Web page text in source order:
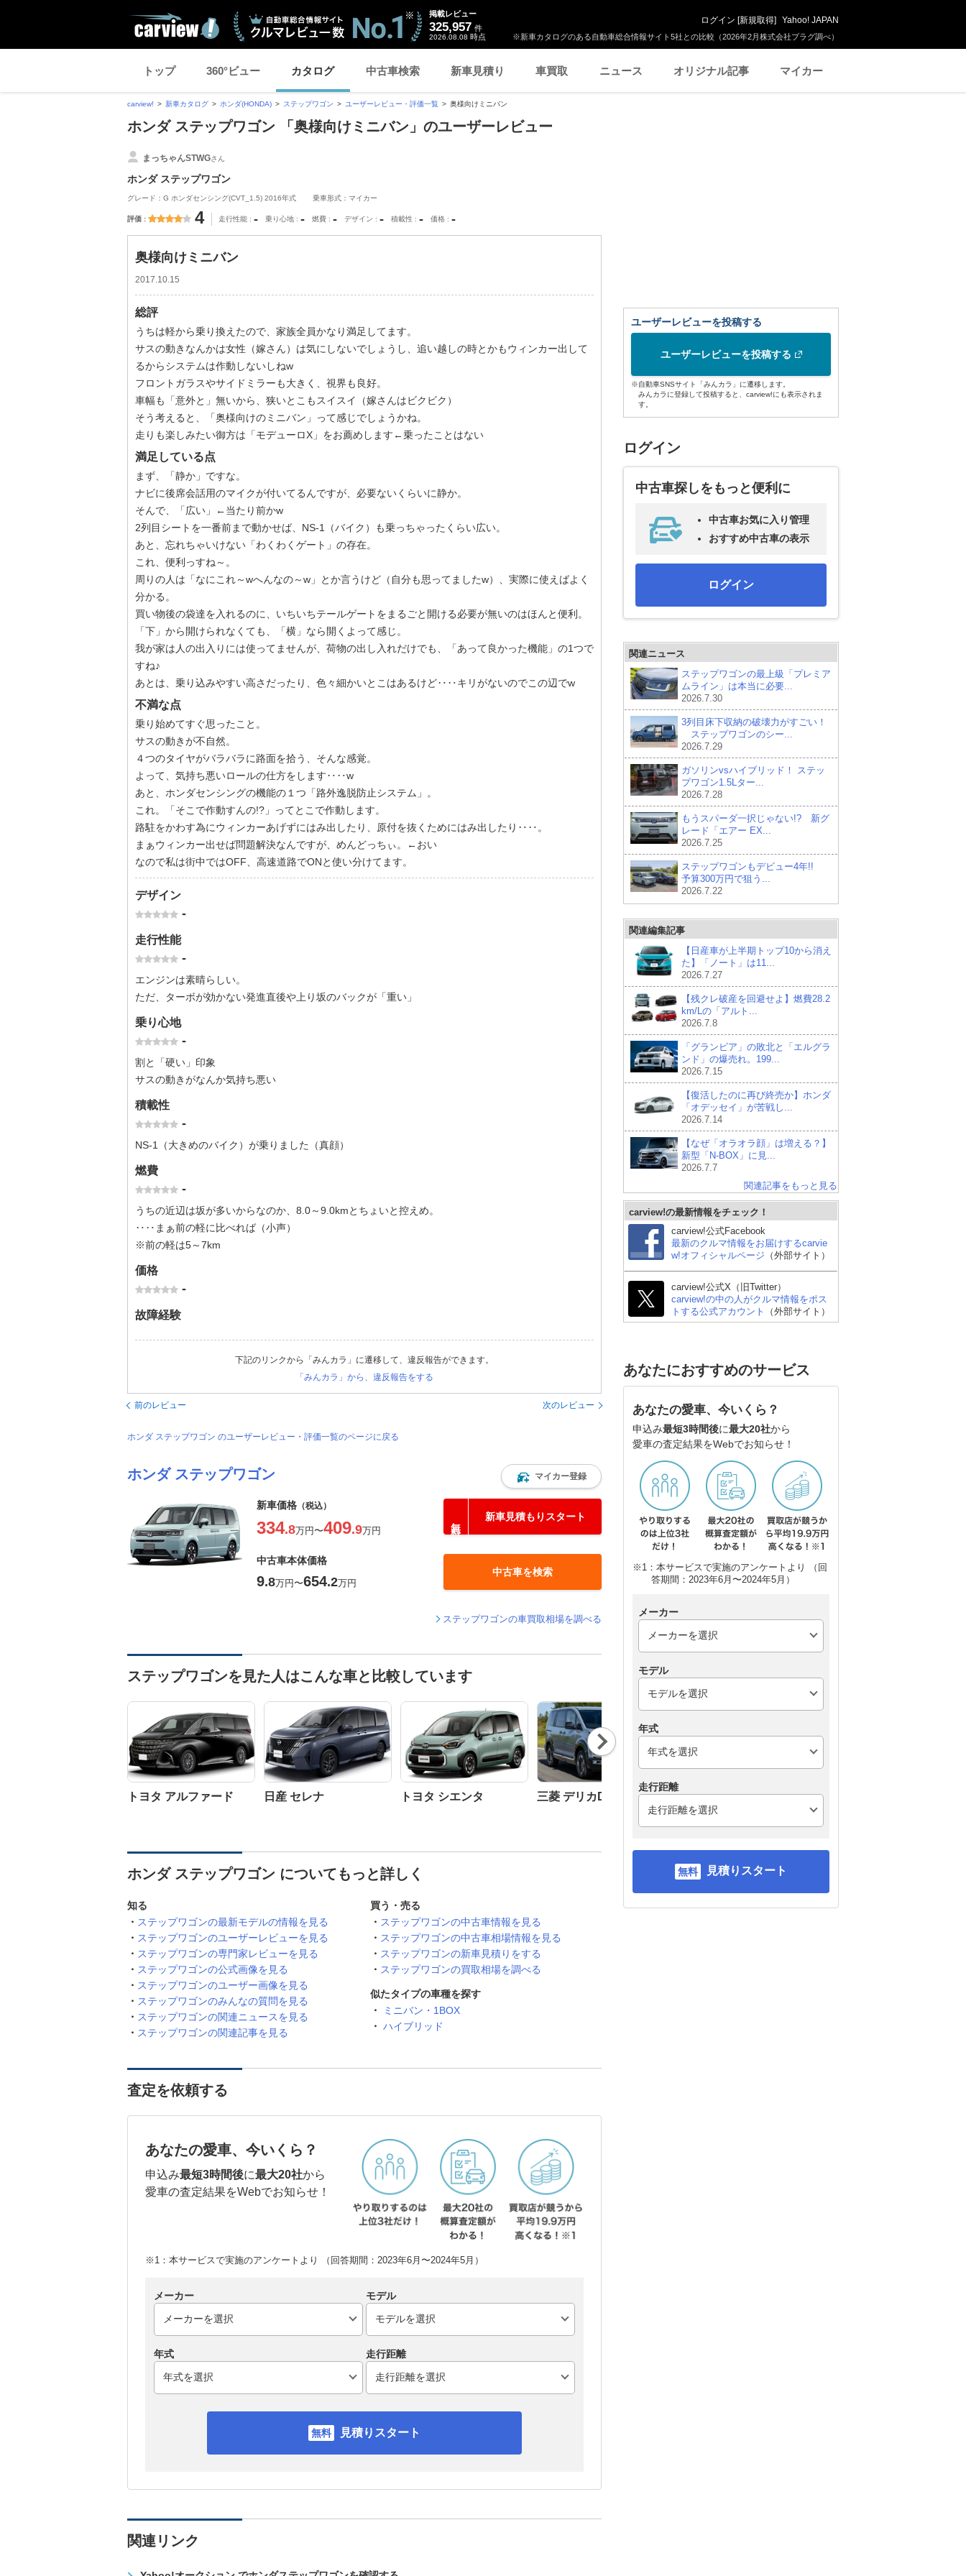
※新車カタログのある自動車総合情報サイト5社との比較（2026年2月株式会社プラグ調べ）
掲載レビュー
325,957 件
2026.08.08 時点
ログイン [新規取得] Yahoo! JAPAN
トップ 360°ビュー カタログ 中古車検索 新車見積り 車買取 ニュース オリジナル記事 マイカー
carview! 新車カタログ ホンダ(HONDA) ステップワゴン ユーザーレビュー・評価一覧 奥様向けミニバン
ホンダ ステップワゴン 「奥様向けミニバン」のユーザーレビュー
まっちゃんSTWGさん
ホンダ ステップワゴン
グレード：G ホンダセンシング(CVT_1.5) 2016年式 乗車形式：マイカー
評価 4 走行性能 - 乗り心地 - 燃費 - デザイン - 積載性 - 価格 -
奥様向けミニバン
2017.10.15
総評
うちは軽から乗り換えたので、家族全員かなり満足してます。
サスの動きなんかは女性（嫁さん）は気にしないでしょうし、追い越しの時とかもウィンカー出して
るからシステムは作動しないしねw
フロントガラスやサイドミラーも大きく、視界も良好。
車幅も「意外と」無いから、狭いとこもスイスイ（嫁さんはビクビク）
そう考えると、「奥様向けのミニバン」って感じでしょうかね。
走りも楽しみたい御方は「モデューロX」をお薦めします←乗ったことはない
満足している点
まず、「静か」ですな。
ナビに後席会話用のマイクが付いてるんですが、必要ないくらいに静か。
そんで、「広い」←当たり前かw
2列目シートを一番前まで動かせば、NS-1（バイク）も乗っちゃったくらい広い。
あと、忘れちゃいけない「わくわくゲート」の存在。
これ、便利っすね～。
周りの人は「なにこれ～wへんなの～w」とか言うけど（自分も思ってましたw）、実際に使えばよく
分かる。
買い物後の袋達を入れるのに、いちいちテールゲートをまるごと開ける必要が無いのはほんと便利。
「下」から開けられなくても、「横」なら開くよって感じ。
我が家は人の出入りには使ってませんが、荷物の出し入れだけでも、「あって良かった機能」の1つで
すね♪
あとは、乗り込みやすい高さだったり、色々細かいとこはあるけど‥‥キリがないのでこの辺でw
不満な点
乗り始めてすぐ思ったこと。
サスの動きが不自然。
４つのタイヤがバラバラに路面を拾う、そんな感覚。
よって、気持ち悪いロールの仕方をします‥‥w
あと、ホンダセンシングの機能の１つ「路外逸脱防止システム」。
これ。「そこで作動すんの!?」ってとこで作動します。
路駐をかわす為にウィンカーあげずにはみ出したり、原付を抜くためにはみ出したり‥‥。
まぁウィンカー出せば問題解決なんですが、めんどっちぃ。←おい
なので私は街中ではOFF、高速道路でONと使い分けてます。
デザイン
-
走行性能
-
エンジンは素晴らしい。
ただ、ターボが効かない発進直後や上り坂のバックが「重い」
乗り心地
-
割と「硬い」印象
サスの動きがなんか気持ち悪い
積載性
-
NS-1（大きめのバイク）が乗りました（真顔）
燃費
-
うちの近辺は坂が多いからなのか、8.0～9.0kmとちょいと控えめ。
‥‥まぁ前の軽に比べれば（小声）
※前の軽は5～7km
価格
-
故障経験
下記のリンクから「みんカラ」に遷移して、違反報告ができます。
「みんカラ」から、違反報告をする
前のレビュー 次のレビュー
ホンダ ステップワゴン のユーザーレビュー・評価一覧のページに戻る
ホンダ ステップワゴン マイカー登録
新車価格 （税込）
334.8万円〜409.9万円
新車見積もりスタート
中古車本体価格
9.8万円〜654.2万円
中古車を検索
ステップワゴンの車買取相場を調べる
ステップワゴンを見た人はこんな車と比較しています
トヨタ アルファード 日産 セレナ トヨタ シエンタ 三菱 デリカD:5 日産 エルグランド スズキ エブリイワゴン
Nex
t
ホンダ ステップワゴン についてもっと詳しく
知る
ステップワゴンの最新モデルの情報を見る
ステップワゴンのユーザーレビューを見る
ステップワゴンの専門家レビューを見る
ステップワゴンの公式画像を見る
ステップワゴンのユーザー画像を見る
ステップワゴンのみんなの質問を見る
ステップワゴンの関連ニュースを見る
ステップワゴンの関連記事を見る
買う・売る
ステップワゴンの中古車情報を見る
ステップワゴンの中古車相場情報を見る
ステップワゴンの新車見積りをする
ステップワゴンの買取相場を調べる
似たタイプの車種を探す
ミニバン・1BOX
ハイブリッド
査定を依頼する
あなたの愛車、今いくら？
申込み最短3時間後に最大20社から
愛車の査定結果をWebでお知らせ！
※1：本サービスで実施のアンケートより （回答期間：2023年6月〜2024年5月）
メーカー モデル
年式 走行距離
見積りスタート
関連リンク
ユーザーレビューを投稿する
ユーザーレビューを投稿する
※自動車SNSサイト「みんカラ」に遷移します。
みんカラに登録して投稿すると、carview!にも表示されま
す。
ログイン
中古車探しをもっと便利に
中古車お気に入り管理
おすすめ中古車の表示
ログイン
関連ニュース
ステップワゴンの最上級「プレミア
ムライン」は本当に必要...
2026.7.30
3列目床下収納の破壊力がすごい！
ステップワゴンのシー...
2026.7.29
ガソリンvsハイブリッド！ ステッ
プワゴン1.5Lター...
2026.7.28
もうスパーダ一択じゃない!? 新グ
レード「エアー EX...
2026.7.25
ステップワゴンもデビュー4年!!
予算300万円で狙う...
2026.7.22
関連編集記事
【日産車が上半期トップ10から消え
た】「ノート」は11...
2026.7.27
【残クレ破産を回避せよ】燃費28.2
km/Lの「アルト...
2026.7.8
「グランビア」の敗北と「エルグラ
ンド」の爆売れ。199...
2026.7.15
【復活したのに再び終売か】ホンダ
「オデッセイ」が苦戦し...
2026.7.14
【なぜ「オラオラ顔」は増える？】
新型「N-BOX」に見...
2026.7.7
関連記事をもっと見る
carview!の最新情報をチェック！
carview!公式Facebook
最新のクルマ情報をお届けするcarvie
w!オフィシャルページ （外部サイト）
carview!公式X（旧Twitter）
carview!の中の人がクルマ情報をポス
トする公式アカウント
（外部サイト）
あなたにおすすめのサービス
あなたの愛車、今いくら？
申込み最短3時間後に最大20社から
愛車の査定結果をWebでお知らせ！
※1：本サービスで実施のアンケートより （回
答期間：2023年6月〜2024年5月）
メーカー
モデル
年式
走行距離
見積りスタート